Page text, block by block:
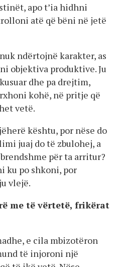
apo t’ia hidhni
atë që bëni në jetë
ndërtojnë karakter, as
objektiva produktive. Ju
dhe pa drejtim,
kohë, në pritje që
vetë.
kështu, por nëse do
juaj do të zbulohej, a
për ta arritur?
ku po shkoni, por
vlejë.
me të vërtetë, frikërat
e cila mbizotëron
të injoroni një